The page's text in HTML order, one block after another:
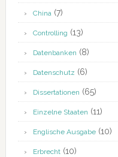
China(7)
Controlling (13)
Datenbanken (8)
Datenschutz (6)
Dissertationen (65)
Einzelne Staaten (11)
Englische Ausgabe(10)
Erbrecht(10)